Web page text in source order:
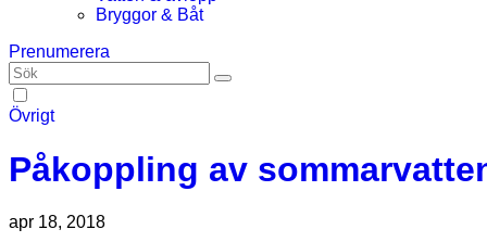
Bryggor & Båt
Prenumerera
Övrigt
Påkoppling av
apr 18, 2018